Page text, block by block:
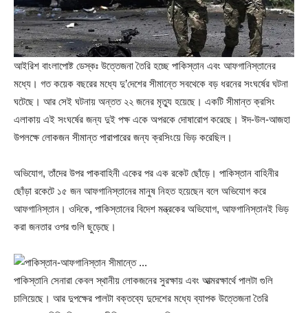
আইরিশ বাংলাপোষ্ট ডেস্কঃ উত্তেজনা তৈরি হচ্ছে পাকিস্তান এবং আফগানিস্তানের
মধ্যে। গত কয়েক বছরের মধ্যে দু’দেশের সীমান্তে সবথেকে বড় ধরনের সংঘর্ষের ঘটনা
ঘটেছে। আর সেই ঘটনায় অন্তত ২২ জনের মৃত্যু হয়েছে। একটি সীমান্ত ক্রসিং
এলাকায় এই সংঘর্ষের জন্য দুই পক্ষ একে অপরকে দোষারোপ করেছে। ঈদ-উল-আজহা
উপলক্ষে লোকজন সীমান্ত পারাপারের জন্য ক্রসিংয়ে ভিড় করেছিল।
অভিযোগ, তাঁদের উপর পাকবাহিনী একের পর এক রকেট ছোঁড়ে। পাকিস্তান বাহিনীর
ছোঁড়া রকেটে ১৫ জন আফগানিস্তানের মানুষ নিহত হয়েছেন বলে অভিযোগ করে
আফগানিস্তান। ওদিকে, পাকিস্তানের বিদেশ মন্ত্রকের অভিযোগ, আফগানিস্তানই ভিড়
করা জনতার ওপর গুলি ছুড়েছে।
পাকিস্তানি সেনারা কেবল স্থানীয় লোকজনের সুরক্ষায় এবং আত্মরক্ষার্থে পালটা গুলি
চালিয়েছে। আর দুপক্ষের পালটা বক্তব্যে দুদেশের মধ্যে ব্যাপক উত্তেজনা তৈরি